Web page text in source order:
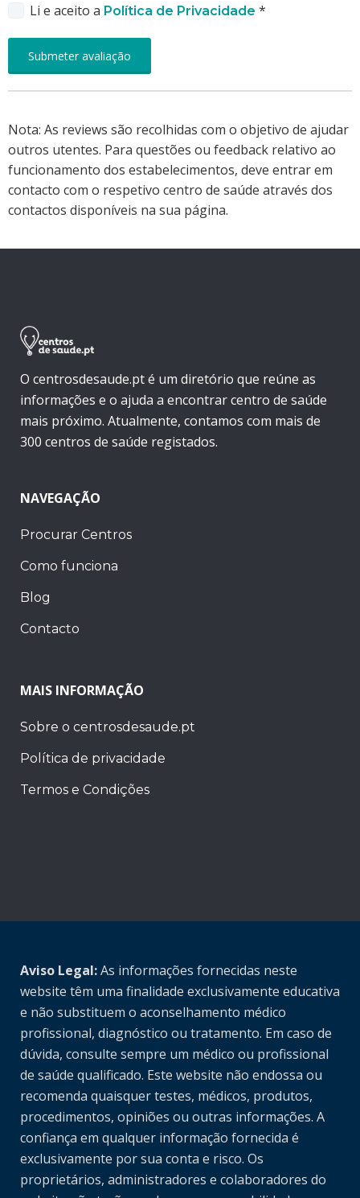
Li e aceito a Política de Privacidade *
Nota: As reviews são recolhidas com o objetivo de ajudar
outros utentes. Para questões ou feedback relativo ao
funcionamento dos estabelecimentos, deve entrar em
contacto com o respetivo centro de saúde através dos
contactos disponíveis na sua página.
O centrosdesaude.pt é um diretório que reúne as
informações e o ajuda a encontrar centro de saúde
mais próximo. Atualmente, contamos com mais de
300 centros de saúde registados.
NAVEGAÇÃO
Procurar Centros
Como funciona
Blog
Contacto
MAIS INFORMAÇÃO
Sobre o centrosdesaude.pt
Política de privacidade
Termos e Condições
Aviso Legal:As informações fornecidas neste
website têm uma finalidade exclusivamente educativa
e não substituem o aconselhamento médico
profissional, diagnóstico ou tratamento. Em caso de
dúvida, consulte sempre um médico ou profissional
de saúde qualificado. Este website não endossa ou
recomenda quaisquer testes, médicos, produtos,
procedimentos, opiniões ou outras informações. A
confiança em qualquer informação fornecida é
exclusivamente por sua conta e risco. Os
proprietários, administradores e colaboradores do